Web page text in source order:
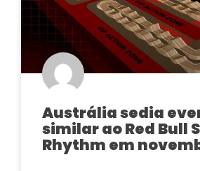
Austrália sedia
similar ao Red Bull
Rhythm em